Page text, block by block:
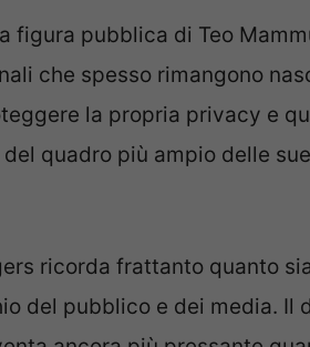
figura pubblica di Teo
che spesso rimangono
la propria privacy e
quadro più ampio delle
ricorda frattanto quanto
del pubblico e dei media. Il